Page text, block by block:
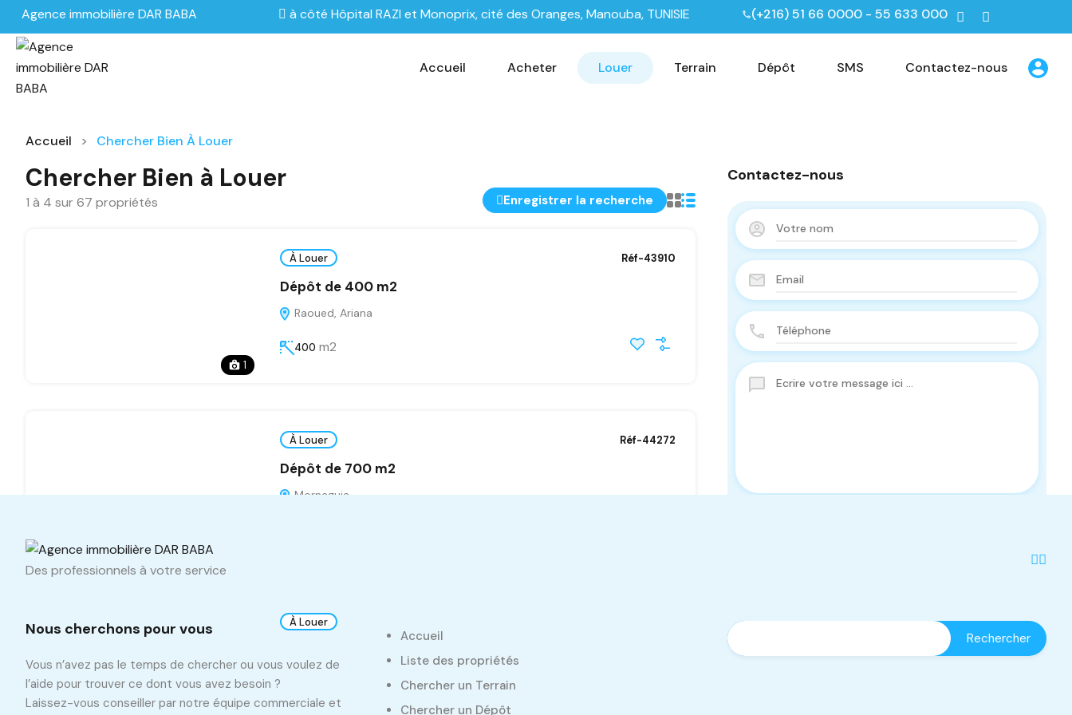
Agence immobilière DAR BABA à côté Hôpital RAZI et Monoprix, cité des Oranges, Manouba, TUNISIE (+216) 51 66 0000 - 55 633 000
Accueil Acheter Louer Terrain Dépôt SMS Contactez-nous
Accueil Chercher Bien À Louer
Chercher Bien à Louer
1 à 4 sur67 propriétés Enregistrer la recherche
1
À Louer Réf-43910
Dépôt de 400 m2
Raoued, Ariana
400 m2
À Louer Réf-44272
Dépôt de 700 m2
Mornaguia
À Louer
650 m2
Contactez-nous
à côté Hopital RAZI et le nouveau MONOPRIX, cité
Des professionnels à votre service
Nous cherchons pour vous
Vous n’avez pas le temps de chercher ou vous voulez de
l’aide pour trouver ce dont vous avez besoin ?
Laissez-vous conseiller par notre équipe commerciale et
Accueil
Liste des propriétés
Chercher un Terrain
Chercher un Dépôt